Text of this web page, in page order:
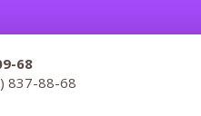
68
837-88-68